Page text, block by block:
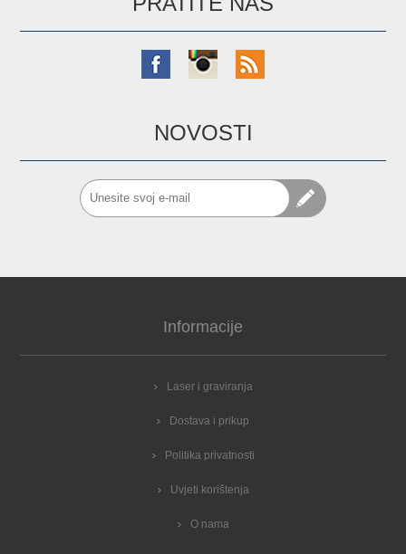
NOVOSTI
Informacije
Laser i graviranja
Dostava i prikup
Politika privatnosti
Uvjeti korištenja
O nama